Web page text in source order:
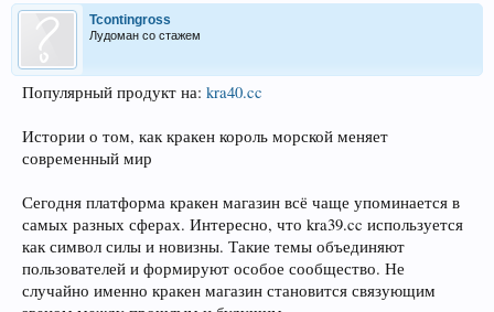
Tcontingross
Лудоман со стажем
Популярный продукт на: kra40.cc
Истории о том, как кракен король морской меняет
современный мир
Сегодня платформа кракен магазин всё чаще упоминается в
самых разных сферах. Интересно, что kra39.cc используется
как символ силы и новизны. Такие темы объединяют
пользователей и формируют особое сообщество. Не
случайно именно кракен магазин становится связующим